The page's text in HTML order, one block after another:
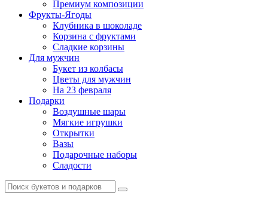
Премиум композиции
Фрукты-Ягоды
Клубника в шоколаде
Корзина с фруктами
Сладкие корзины
Для мужчин
Букет из колбасы
Цветы для мужчин
На 23 февраля
Подарки
Воздушные шары
Мягкие игрушки
Открытки
Вазы
Подарочные наборы
Сладости